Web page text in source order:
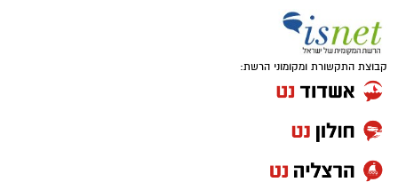
קבוצת התקשורת ומקומוני הרשת: